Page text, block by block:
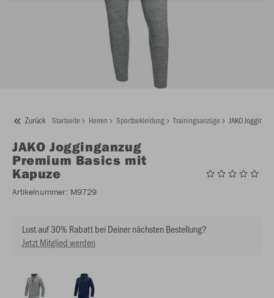
Zurück Startseite Herren Sportbekleidung Trainingsanzüge JAKO
JAKO Jogginganzug
Premium Basics mit
Kapuze
Artikelnummer: M9729
Lust auf 30% Rabatt bei Deiner nächsten Bestellung?
Jetzt Mitglied werden